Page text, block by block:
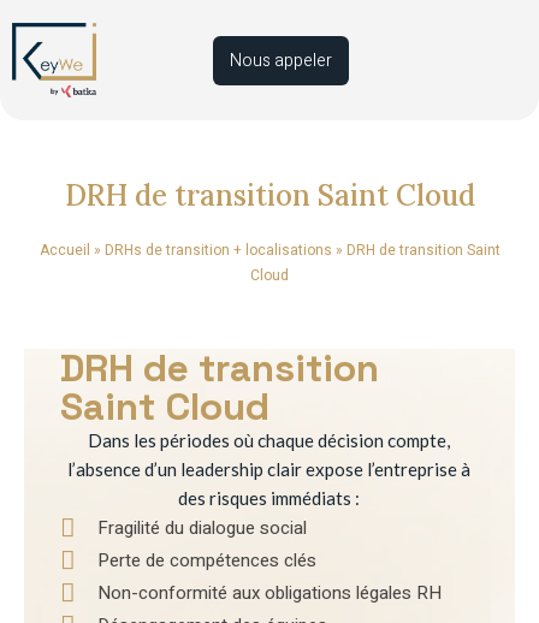
Nous appeler
DRH de transition Saint Cloud
Accueil » DRHs de transition + localisations » DRH de transition Saint
Cloud
DRH de transition
Saint Cloud
Dans les périodes où chaque décision compte,
l’absence d’un leadership clair expose l’entreprise à
des risques immédiats :
Fragilité du dialogue social
Perte de compétences clés
Non-conformité aux obligations légales RH